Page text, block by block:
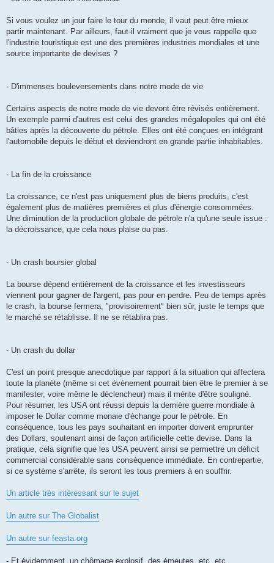
Si vous voulez un jour faire le tour du monde, il vaut peut être mieux
partir maintenant. Par ailleurs, faut-il vraiment que je vous rappelle que
l'industrie touristique est une des premières industries mondiales et une
source importante de devises ?
- D'immenses bouleversements dans notre mode de vie
Certains aspects de notre mode de vie devont être révisés entièrement.
Un exemple parmi d'autres est celui des grandes mégalopoles qui ont été
bâties après la découverte du pétrole. Elles ont été conçues en intégrant
l'automobile depuis le début et deviendront en grande partie inhabitables.
- La fin de la croissance
La croissance, ce n'est pas uniquement plus de biens produits, c'est
également plus de matières premières et plus d'énergie consommées.
Une diminution de la production globale de pétrole n'a qu'une seule issue :
la décroissance, que cela nous plaise ou pas.
- Un crash boursier global
La bourse dépend entièrement de la croissance et les investisseurs
viennent pour gagner de l'argent, pas pour en perdre. Peu de temps après
le crash, la bourse fermera, "provisoirement" bien sûr, juste le temps que
le marché se rétablisse. Il ne se rétablira pas.
- Un crash du dollar
C'est un point presque anecdotique par rapport à la situation qui affectera
toute la planète (même si cet évènement pourrait bien être le premier à se
manifester, voire même le déclencheur) mais il mérite d'être souligné.
Pour résumer, les USA ont réussi depuis la dernière guerre mondiale à
imposer le Dollar comme monaie d'échange pour le pétrole. En
conséquence, tous les pays souhaitant en importer doivent emprunter
des Dollars, soutenant ainsi de façon artificielle cette devise. Dans la
pratique, cela signifie que les USA peuvent ainsi se permettre un déficit
commercial considérable sans conséquence immédiate. En contrepartie,
si ce système s'arrête, ils seront les tous premiers à en souffrir.
Un article très intéressant sur le sujet
Un autre sur The Globalist
Un autre sur feasta.org
- Et évidemment, un chômage explosif, des émeutes, etc, etc.